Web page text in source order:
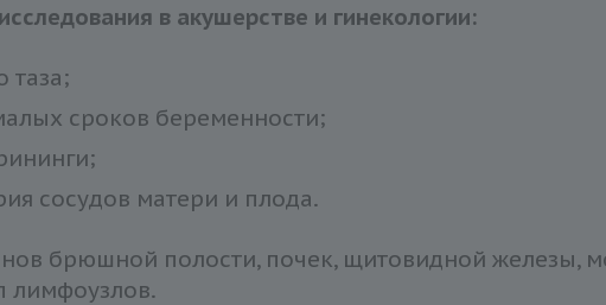
в акушерстве и гинекологии:
таза;
сроков беременности;
сосудов матери и плода.
брюшной полости, почек, щитовидной железы,
лимфоузлов.